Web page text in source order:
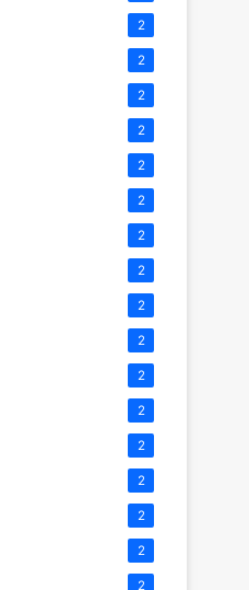
2
2
2
2
2
2
2
2
2
2
2
2
2
2
2
2
2